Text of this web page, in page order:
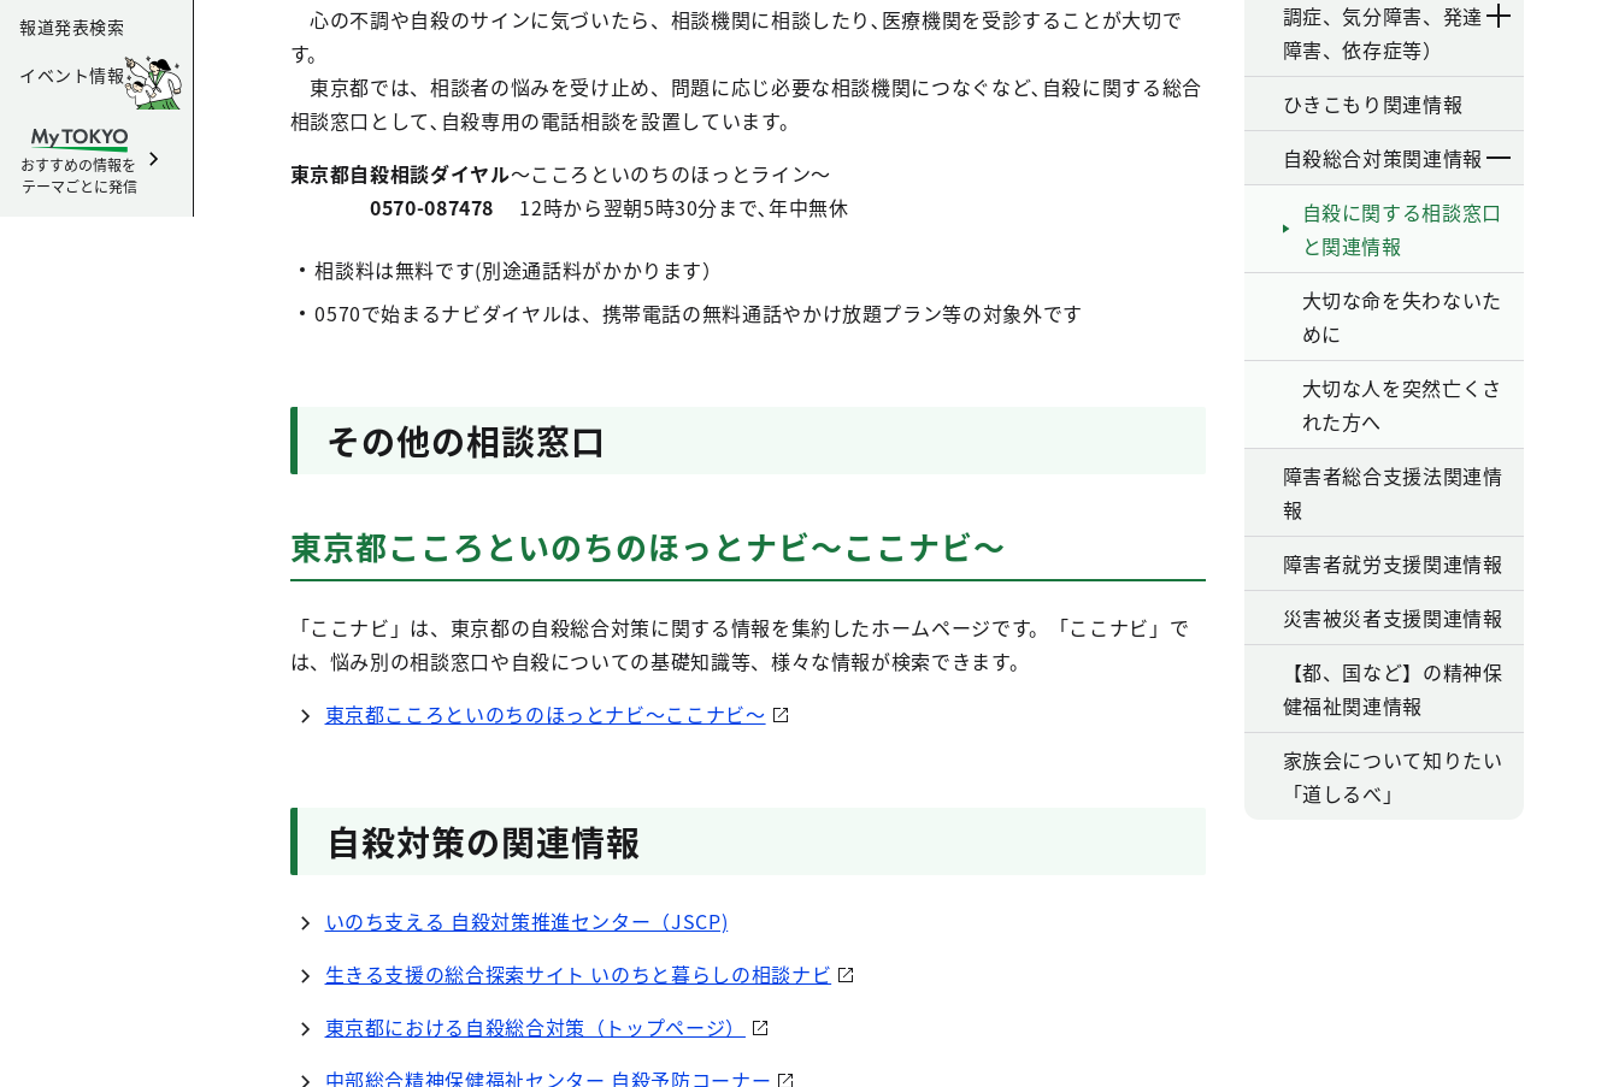
報道発表検索
イベント情報
おすすめの情報を
テーマごとに発信
心の不調や自殺のサインに気づいたら、相談機関に相談したり､医療機関を受診することが大切で
す。
東京都では、相談者の悩みを受け止め、問題に応じ必要な相談機関につなぐなど､自殺に関する総合
相談窓口として､自殺専用の電話相談を設置しています。
東京都自殺相談ダイヤル～こころといのちのほっとライン～
0570-087478
12時から翌朝5時30分まで､年中無休
相談料は無料です(別途通話料がかかります）
0570で始まるナビダイヤルは、携帯電話の無料通話やかけ放題プラン等の対象外です
その他の相談窓口
東京都こころといのちのほっとナビ～ここナビ～
「ここナビ」は、東京都の自殺総合対策に関する情報を集約したホームページです。「ここナビ」で
は、悩み別の相談窓口や自殺についての基礎知識等、様々な情報が検索できます。
東京都こころといのちのほっとナビ～ここナビ～
自殺対策の関連情報
いのち支える 自殺対策推進センター（JSCP)
生きる支援の総合探索サイト いのちと暮らしの相談ナビ
東京都における自殺総合対策（トップページ）
中部総合精神保健福祉センター 自殺予防コーナー
調症、気分障害、発達
障害、依存症等）
ひきこもり関連情報
自殺総合対策関連情報
自殺に関する相談窓口
と関連情報
大切な命を失わないた
めに
大切な人を突然亡くさ
れた方へ
障害者総合支援法関連情
報
障害者就労支援関連情報
災害被災者支援関連情報
【都、国など】の精神保
健福祉関連情報
家族会について知りたい
「道しるべ」